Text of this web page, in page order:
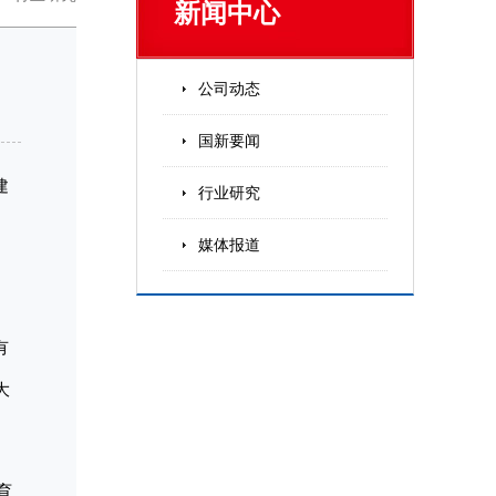
新闻中心
公司动态
国新要闻
行业研究
媒体报道